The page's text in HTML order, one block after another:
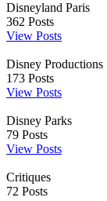
Disneyland Paris
362 Posts
View Posts
Disney Productions
173 Posts
View Posts
Disney Parks
79 Posts
View Posts
Critiques
72 Posts